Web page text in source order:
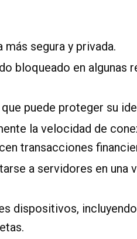
segura y privada.
bloqueado en algunas
puede proteger su
la velocidad de
transacciones
a servidores en una
dispositivos, incluyendo